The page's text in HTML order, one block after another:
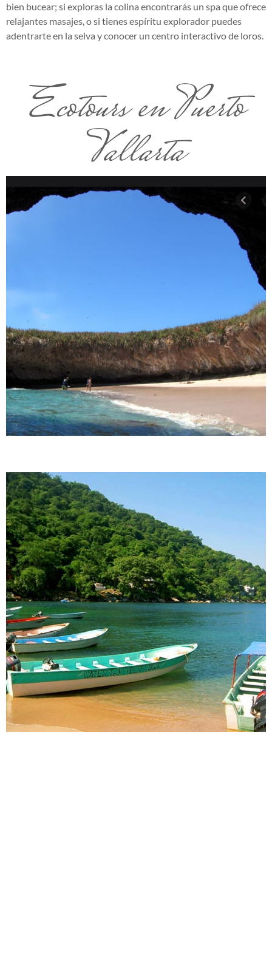
bien bucear; si exploras la colina encontrarás un spa que ofrece
relajantes masajes, o si tienes espíritu explorador puedes
adentrarte en la selva y conocer un centro interactivo de loros.
Ecotours en Puerto
Vallarta